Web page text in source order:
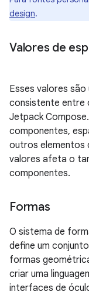
design.
Valores de
Esses valores
consistente entre
Jetpack
componentes,
outros elementos
valores afeta o
componentes.
Formas
O sistema de
define um
formas
criar uma
interfaces de